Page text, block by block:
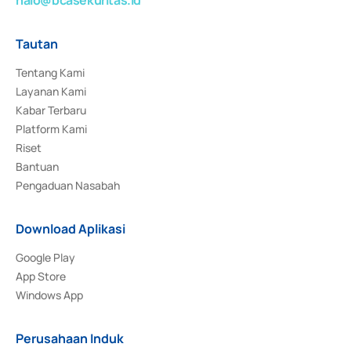
Tautan
Tentang Kami
Layanan Kami
Kabar Terbaru
Platform Kami
Riset
Bantuan
Pengaduan Nasabah
Download Aplikasi
Google Play
App Store
Windows App
Perusahaan Induk